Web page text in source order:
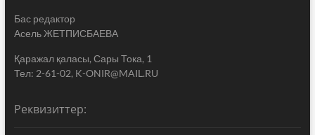
Бас редактор
Асель ЖЕТПИСБАЕВА
Қаражал қаласы, Сары Тока, 1
Тел: 2-61-02, K-ONIR@MAIL.RU
Реквизиттер: